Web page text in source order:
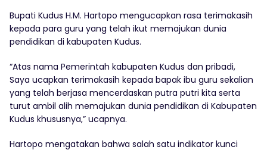
Bupati Kudus H.M. Hartopo mengucapkan rasa terimakasih
kepada para guru yang telah ikut memajukan dunia
pendidikan di kabupaten Kudus.
“Atas nama Pemerintah kabupaten Kudus dan pribadi,
Saya ucapkan terimakasih kepada bapak ibu guru sekalian
yang telah berjasa mencerdaskan putra putri kita serta
turut ambil alih memajukan dunia pendidikan di Kabupaten
Kudus khususnya,” ucapnya.
Hartopo mengatakan bahwa salah satu indikator kunci